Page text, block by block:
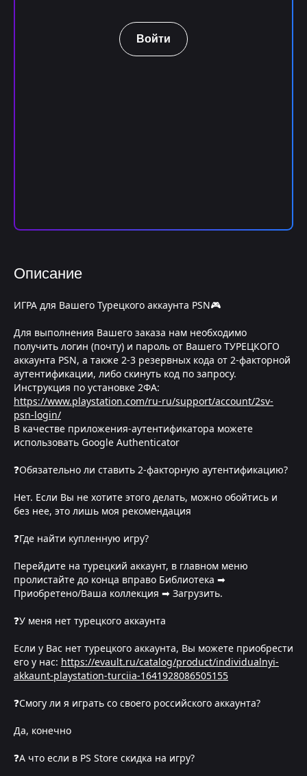
Войти
Описание
ИГРА для Вашего Турецкого аккаунта PSN🎮
Для выполнения Вашего заказа нам необходимо
получить логин (почту) и пароль от Вашего ТУРЕЦКОГО
аккаунта PSN, а также 2-3 резервных кода от 2-факторной
аутентификации, либо скинуть код по запросу.
Инструкция по установке 2ФА:
https://www.playstation.com/ru-ru/support/account/2sv-
psn-login/
В качестве приложения-аутентификатора можете
использовать Google Authenticator
❓Обязательно ли ставить 2-факторную аутентификацию?
Нет. Если Вы не хотите этого делать, можно обойтись и
без нее, это лишь моя рекомендация
❓Где найти купленную игру?
Перейдите на турецкий аккаунт, в главном меню
пролистайте до конца вправо Библиотека ➡
Приобретено/Ваша коллекция ➡ Загрузить.
❓У меня нет турецкого аккаунта
Если у Вас нет турецкого аккаунта, Вы можете приобрести
его у нас: https://evault.ru/catalog/product/individualnyi-
akkaunt-playstation-turciia-1641928086505155
❓Смогу ли я играть со своего российского аккаунта?
Да, конечно
❓А что если в PS Store скидка на игру?